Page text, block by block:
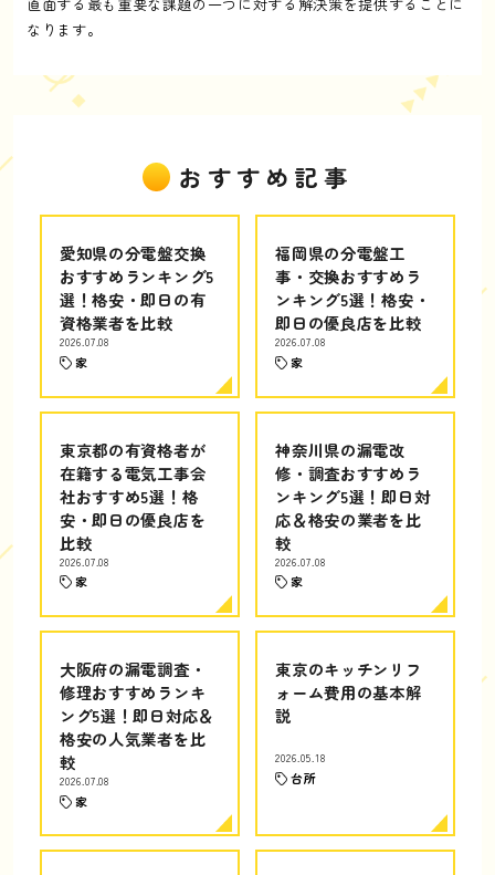
なります。
おすすめ記事
愛知県の分電盤交換
おすすめランキング5
選！格安・即日の有
資格業者を比較
2026.07.08
家
福岡県の分電盤工
事・交換おすすめラ
ンキング5選！格安・
即日の優良店を比較
2026.07.08
家
東京都の有資格者が
在籍する電気工事会
社おすすめ5選！格
安・即日の優良店を
比較
2026.07.08
家
神奈川県の漏電改
修・調査おすすめラ
ンキング5選！即日対
応＆格安の業者を比
較
2026.07.08
家
大阪府の漏電調査・
修理おすすめランキ
ング5選！即日対応＆
格安の人気業者を比
較
2026.07.08
家
東京のキッチンリフ
ォーム費用の基本解
説
2026.05.18
台所